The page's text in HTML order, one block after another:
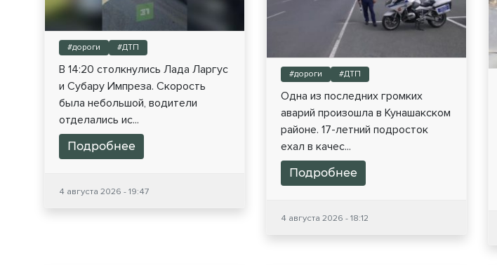
#дороги #ДТП
В 14:20 столкнулись Лада Ларгус
и Субару Импреза. Скорость
была небольшой, водители
отделались ис...
Подробнее
4 августа 2026 - 19:47
#дороги #ДТП
Одна из последних громких
аварий произошла в Кунашакском
районе. 17-летний подросток
ехал в качес...
Подробнее
4 августа 2026 - 18:12